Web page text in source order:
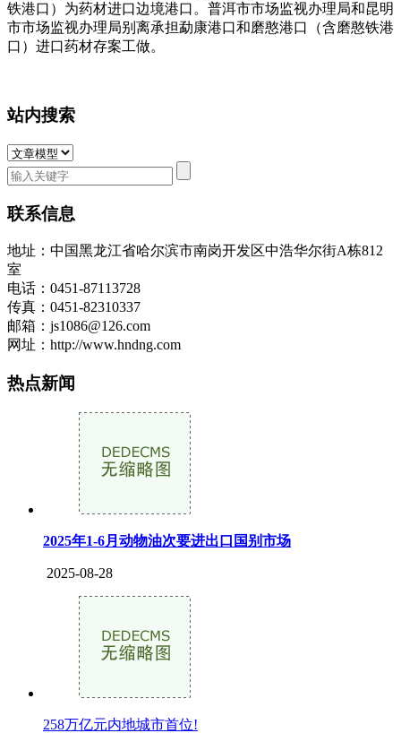
铁港口）为药材进口边境港口。普洱市市场监视办理局和昆明
市市场监视办理局别离承担勐康港口和磨憨港口（含磨憨铁港
口）进口药材存案工做。
站内搜索
联系信息
地址：中国黑龙江省哈尔滨市南岗开发区中浩华尔街A栋812
室
电话：0451-87113728
传真：0451-82310337
邮箱：js1086@126.com
网址：http://www.hndng.com
热点新闻
2025年1-6月动物油次要进出口国别市场
2025-08-28
258万亿元内地城市首位!